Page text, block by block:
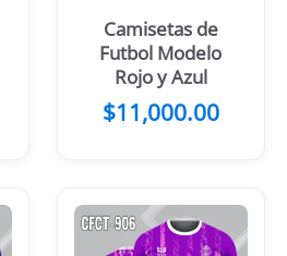
Camisetas de
Futbol Modelo
Rojo y Azul
$11,000.00